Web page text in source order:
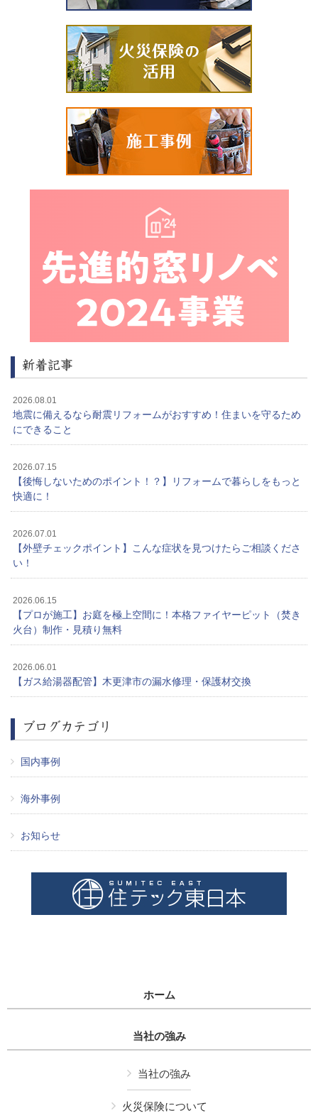
新着記事
2026.08.01
地震に備えるなら耐震リフォームがおすすめ！住まいを守るため
にできること
2026.07.15
【後悔しないためのポイント！？】リフォームで暮らしをもっと
快適に！
2026.07.01
【外壁チェックポイント】こんな症状を見つけたらご相談くださ
い！
2026.06.15
【プロが施工】お庭を極上空間に！本格ファイヤーピット（焚き
火台）制作・見積り無料
2026.06.01
【ガス給湯器配管】木更津市の漏水修理・保護材交換
ブログカテゴリ
国内事例
海外事例
お知らせ
ホーム
当社の強み
当社の強み
火災保険について